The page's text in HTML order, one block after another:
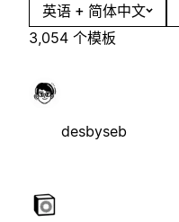
英语 + 简体中文
3,054 个模板
desbyseb